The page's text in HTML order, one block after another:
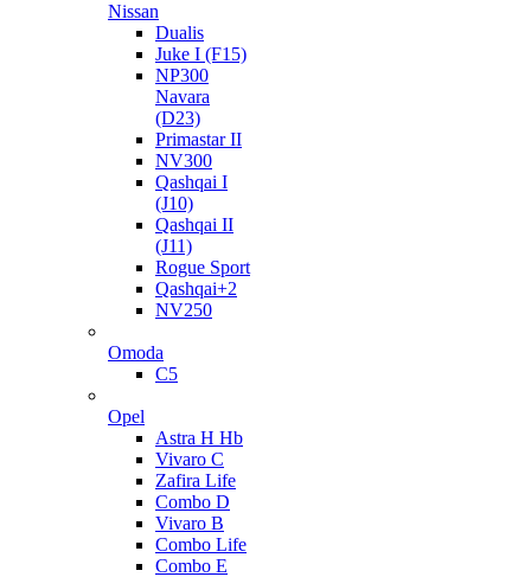
Nissan
Dualis
Juke I (F15)
NP300
Navara
(D23)
Primastar II
NV300
Qashqai I
(J10)
Qashqai II
(J11)
Rogue Sport
Qashqai+2
NV250
Omoda
C5
Opel
Astra H Hb
Vivaro C
Zafira Life
Combo D
Vivaro B
Combo Life
Combo E